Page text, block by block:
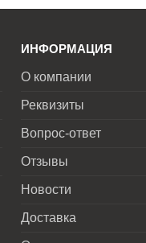
ИНФОРМАЦИЯ
О компании
Реквизиты
Вопрос-ответ
Отзывы
Новости
Доставка